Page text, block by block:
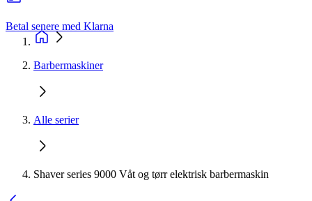
Betal senere med Klarna
Barbermaskiner
Alle serier
Shaver series 9000 Våt og tørr elektrisk barbermaskin